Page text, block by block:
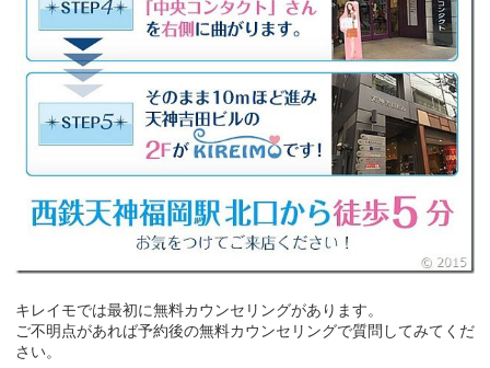
キレイモでは最初に無料カウンセリングがあります。
ご不明点があれば予約後の無料カウンセリングで質問してみてくだ
さい。